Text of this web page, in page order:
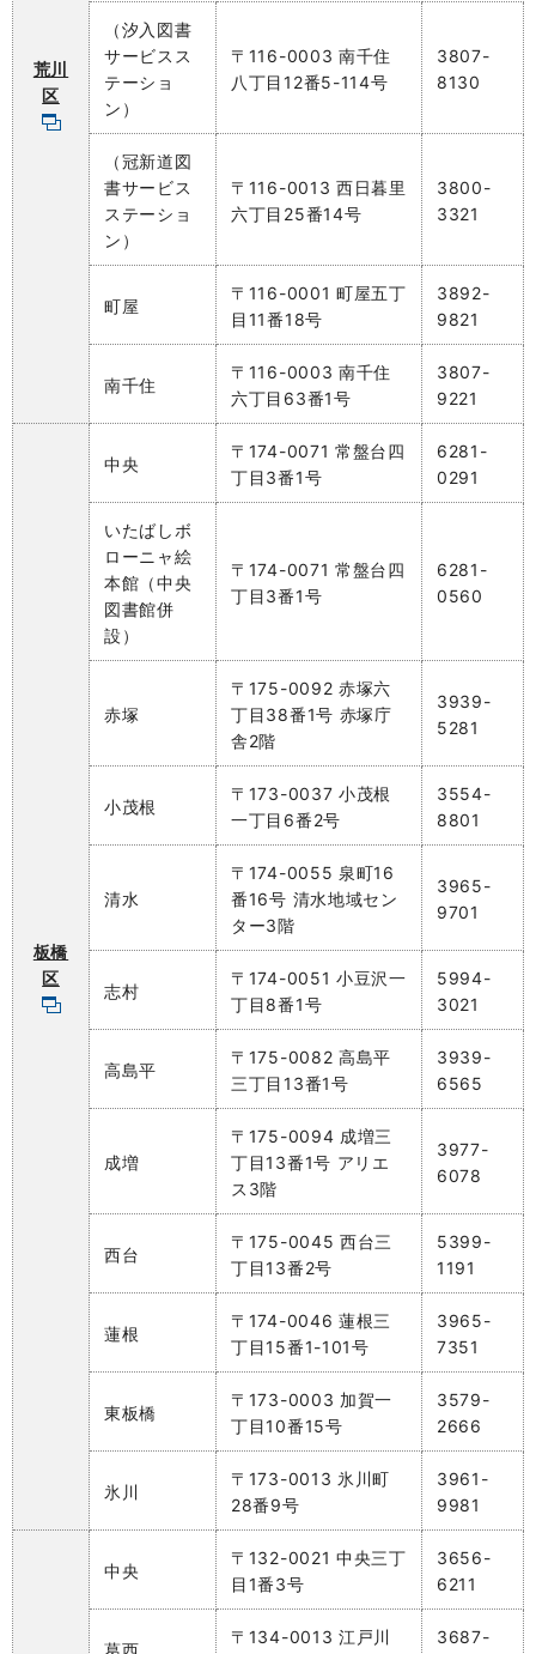
荒川
区
（汐入図書
サービスス
テーショ
ン）
〒116-0003 南千住
八丁目12番5-114号
3807-
8130
（冠新道図
書サービス
ステーショ
ン）
〒116-0013 西日暮里
六丁目25番14号
3800-
3321
町屋
〒116-0001 町屋五丁
目11番18号
3892-
9821
南千住
〒116-0003 南千住
六丁目63番1号
3807-
9221
板橋
区
中央
〒174-0071 常盤台四
丁目3番1号
6281-
0291
いたばしボ
ローニャ絵
本館（中央
図書館併
設）
〒174-0071 常盤台四
丁目3番1号
6281-
0560
赤塚
〒175-0092 赤塚六
丁目38番1号 赤塚庁
舎2階
3939-
5281
小茂根
〒173-0037 小茂根
一丁目6番2号
3554-
8801
清水
〒174-0055 泉町16
番16号 清水地域セン
ター3階
3965-
9701
志村
〒174-0051 小豆沢一
丁目8番1号
5994-
3021
高島平
〒175-0082 高島平
三丁目13番1号
3939-
6565
成増
〒175-0094 成増三
丁目13番1号 アリエ
ス3階
3977-
6078
西台
〒175-0045 西台三
丁目13番2号
5399-
1191
蓮根
〒174-0046 蓮根三
丁目15番1-101号
3965-
7351
東板橋
〒173-0003 加賀一
丁目10番15号
3579-
2666
氷川
〒173-0013 氷川町
28番9号
3961-
9981
中央
〒132-0021 中央三丁
目1番3号
3656-
6211
葛西
〒134-0013 江戸川
3687-